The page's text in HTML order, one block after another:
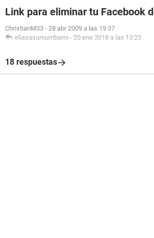
Link para eliminar tu Facebook
ChristianM33 - 28 abr 2009 a las 19:37
eliasasumumbami - 20 ene 2018 a las 13:23
18 respuestas